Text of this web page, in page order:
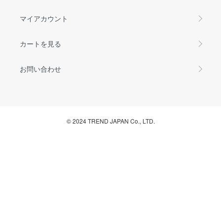
マイアカウント
カートを見る
お問い合わせ
© 2024 TREND JAPAN Co., LTD.